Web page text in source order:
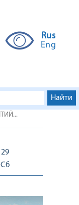
Rus
Eng
29
Сб